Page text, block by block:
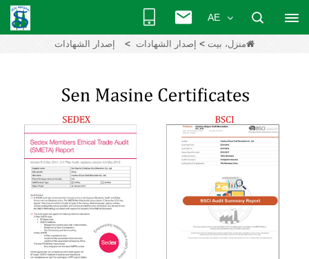
AE
منزل، بيت > إصدار الشهادات > إصدار الشهادات